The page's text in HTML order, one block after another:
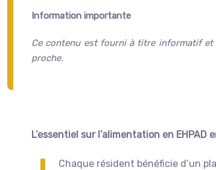
Information importante
Ce contenu est fourni à titre informatif et
proche.
L’essentiel sur l’alimentation en EHPAD
Chaque résident bénéficie d’un